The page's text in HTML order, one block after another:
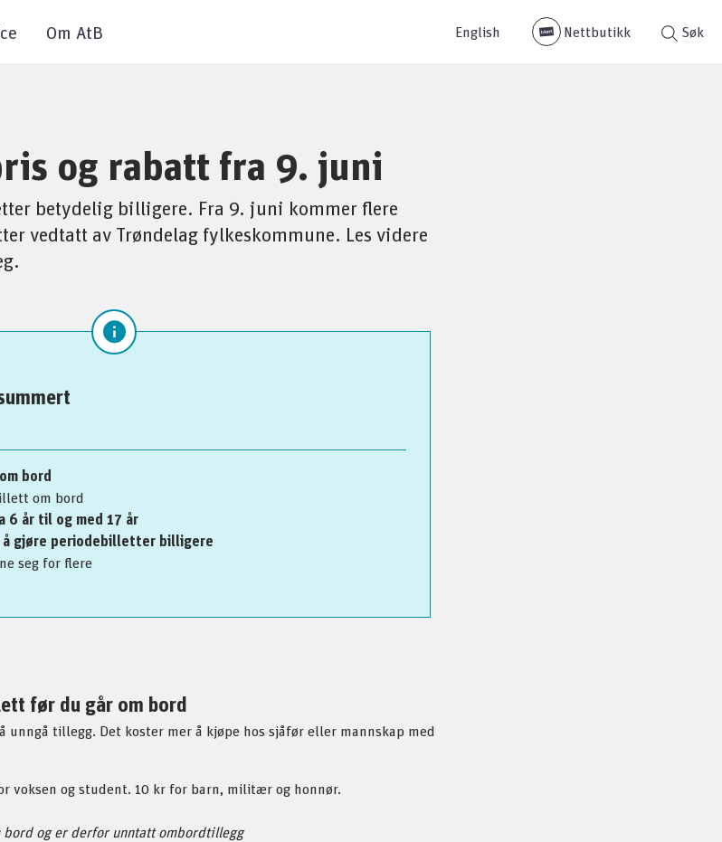
Om AtB English Nettbutikk Søk
og rabatt fra 9. juni
betydelig billigere. Fra 9. juni kommer flere
vedtatt av Trøndelag fylkeskommune. Les videre
bord
om bord
år til og med 17 år
å gjøre periodebilletter billigere
seg for flere
før du går om bord
tillegg. Det koster mer å kjøpe hos sjåfør eller mannskap med
voksen og student. 10 kr for barn, militær og honnør.
og er derfor unntatt ombordtillegg